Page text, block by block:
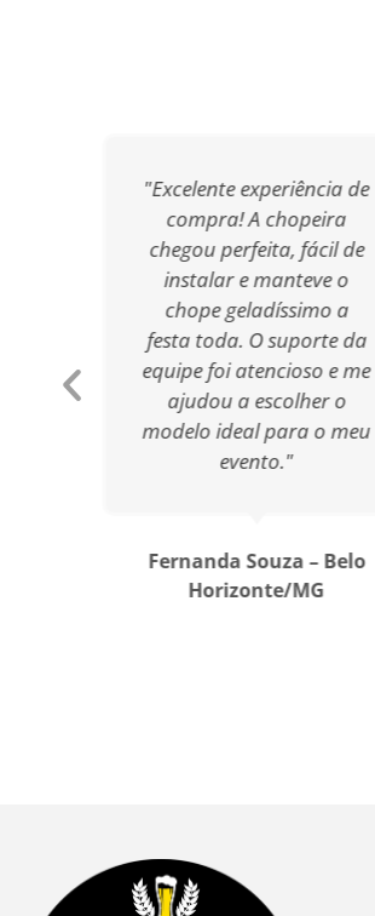
"Excelente experiência de
compra! A chopeira
chegou perfeita, fácil de
instalar e manteve o
chope geladíssimo a
festa toda. O suporte da
equipe foi atencioso e me
ajudou a escolher o
modelo ideal para o meu
evento."
Fernanda Souza – Belo
Horizonte/MG